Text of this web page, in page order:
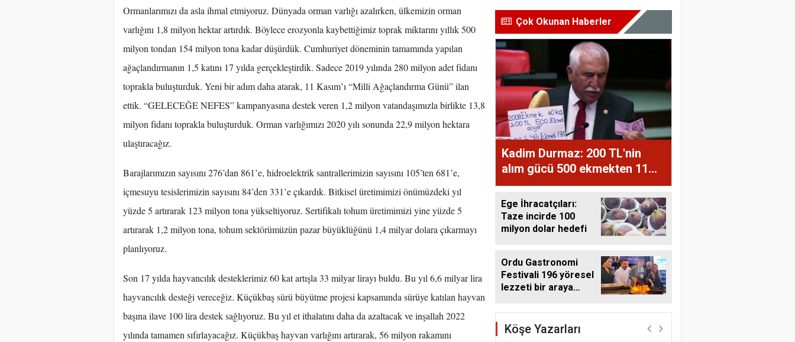
Ormanlarımızı da asla ihmal etmiyoruz. Dünyada orman varlığı azalırken, ülkemizin orman
varlığını 1,8 milyon hektar artırdık. Böylece erozyonla kaybettiğimiz toprak miktarını yıllık 500
milyon tondan 154 milyon tona kadar düşürdük. Cumhuriyet döneminin tamamında yapılan
ağaçlandırmanın 1,5 katını 17 yılda gerçekleştirdik. Sadece 2019 yılında 280 milyon adet fidanı
toprakla buluşturduk. Yeni bir adım daha atarak, 11 Kasım’ı “Milli Ağaçlandırma Günü” ilan
ettik. “GELECEĞE NEFES” kampanyasına destek veren 1,2 milyon vatandaşımızla birlikte 13,8
milyon fidanı toprakla buluşturduk. Orman varlığımızı 2020 yılı sonunda 22,9 milyon hektara
ulaştıracağız.
Barajlarımızın sayısını 276’dan 861’e, hidroelektrik santrallerimizin sayısını 105’ten 681’e,
içmesuyu tesislerimizin sayısını 84’den 331’e çıkardık. Bitkisel üretimimizi önümüzdeki yıl
yüzde 5 artırarak 123 milyon tona yükseltiyoruz. Sertifikalı tohum üretimimizi yine yüzde 5
artırarak 1,2 milyon tona, tohum sektörümüzün pazar büyüklüğünü 1,4 milyar dolara çıkarmayı
planlıyoruz.
Son 17 yılda hayvancılık desteklerimiz 60 kat artışla 33 milyar lirayı buldu. Bu yıl 6,6 milyar lira
hayvancılık desteği vereceğiz. Küçükbaş sürü büyütme projesi kapsamında sürüye katılan hayvan
başına ilave 100 lira destek sağlıyoruz. Bu yıl et ithalatını daha da azaltacak ve inşallah 2022
yılında tamamen sıfırlayacağız. Küçükbaş hayvan varlığını artırarak, 56 milyon rakamını
Çok Okunan Haberler
Kadim Durmaz: 200 TL'nin
alım gücü 500 ekmekten 11
ekmeğe düştü
Ege İhracatçıları:
Taze incirde 100
milyon dolar hedefi
Ordu Gastronomi
Festivali 196 yöresel
lezzeti bir araya
Köşe Yazarları
Harun Göksel
Geleceğin Pamuğu:
Doğal, İzlenebilir ve